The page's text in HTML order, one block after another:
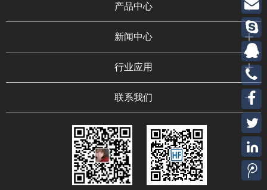
产品中心
新闻中心
行业应用
联系我们